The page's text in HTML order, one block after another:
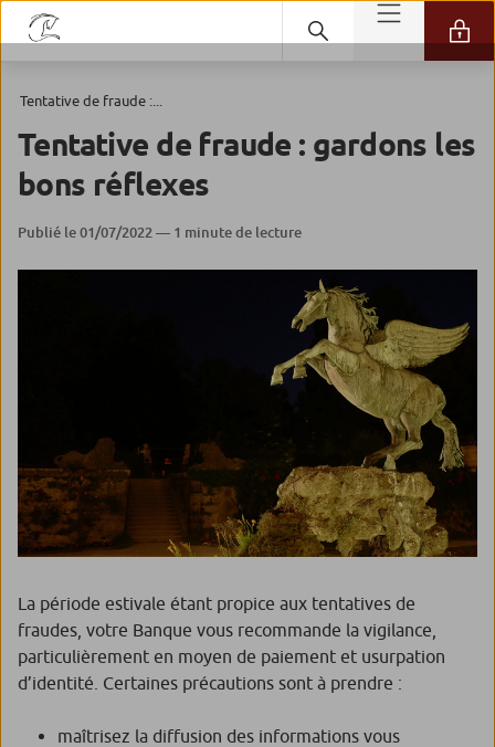
Tentative de fraude :...
Tentative de fraude : gardons les
bons réflexes
Publié le 01/07/2022 — 1 minute de lecture
La période estivale étant propice aux tentatives de
fraudes, votre Banque vous recommande la vigilance,
particulièrement en moyen de paiement et usurpation
d’identité. Certaines précautions sont à prendre :
maîtrisez la diffusion des informations vous